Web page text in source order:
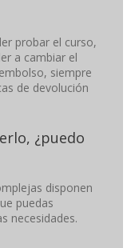
probar el curso,
a cambiar el
siempre
de devolución
¿puedo
disponen
puedas
necesidades.